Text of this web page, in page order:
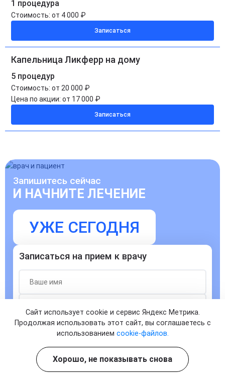
1 процедура
Стоимость: от 4 000 ₽
Записаться
Капельница Ликферр на дому
5 процедур
Стоимость: от 20 000 ₽
Цена по акции: от 17 000 ₽
Записаться
Запишитесь сейчас
И НАЧНИТЕ ЛЕЧЕНИЕ
УЖЕ СЕГОДНЯ
Записаться на прием к врачу
Согласен сполитикой о конфиденциальности
ЗАПИСАТЬСЯ
Сайт использует cookie и сервис Яндекс Метрика.
Продолжая использовать этот сайт, вы соглашаетесь с
использованием cookie-файлов.
Хорошо, не показывать снова